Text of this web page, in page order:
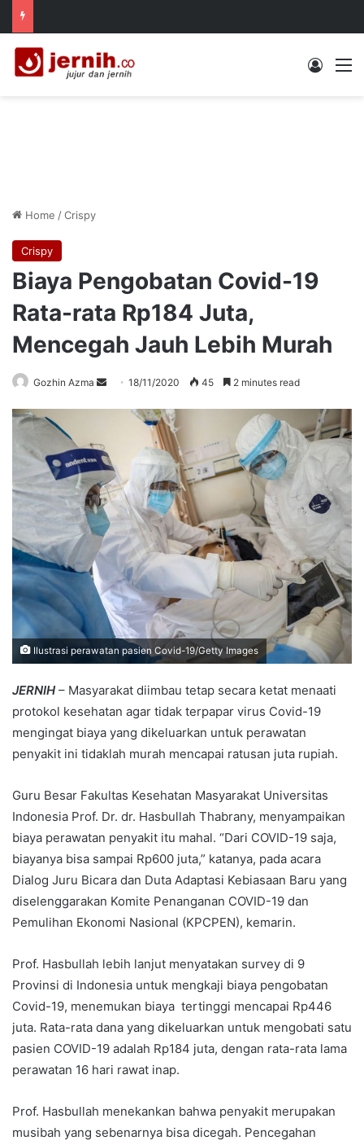
Log In
Home /Crispy
Crispy
Biaya Pengobatan Covid-19
Rata-rata Rp184 Juta,
Mencegah Jauh Lebih Murah
Gozhin Azma
Send18/11/2020 45 2 minutes read
Ilustrasi perawatan pasien Covid-19/Getty Images
JERNIH – Masyarakat diimbau tetap secara ketat menaati
protokol kesehatan agar tidak terpapar virus Covid-19
mengingat biaya yang dikeluarkan untuk perawatan
penyakit ini tidaklah murah mencapai ratusan juta rupiah.
Guru Besar Fakultas Kesehatan Masyarakat Universitas
Indonesia Prof. Dr. dr. Hasbullah Thabrany, menyampaikan
biaya perawatan penyakit itu mahal. “Dari COVID-19 saja,
biayanya bisa sampai Rp600 juta,” katanya, pada acara
Dialog Juru Bicara dan Duta Adaptasi Kebiasaan Baru yang
diselenggarakan Komite Penanganan COVID-19 dan
Pemulihan Ekonomi Nasional (KPCPEN), kemarin.
Prof. Hasbullah lebih lanjut menyatakan survey di 9
Provinsi di Indonesia untuk mengkaji biaya pengobatan
Covid-19, menemukan biaya tertinggi mencapai Rp446
juta. Rata-rata dana yang dikeluarkan untuk mengobati satu
pasien COVID-19 adalah Rp184 juta, dengan rata-rata lama
perawatan 16 hari rawat inap.
Prof. Hasbullah menekankan bahwa penyakit merupakan
musibah yang sebenarnya bisa dicegah. Pencegahan